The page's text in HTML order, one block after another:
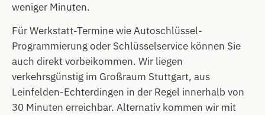
weniger Minuten.
Für Werkstatt-Termine wie Autoschlüssel-
Programmierung oder Schlüsselservice können Sie
auch direkt vorbeikommen. Wir liegen
verkehrsgünstig im Großraum Stuttgart, aus
Leinfelden-Echterdingen in der Regel innerhalb von
30 Minuten erreichbar. Alternativ kommen wir mit